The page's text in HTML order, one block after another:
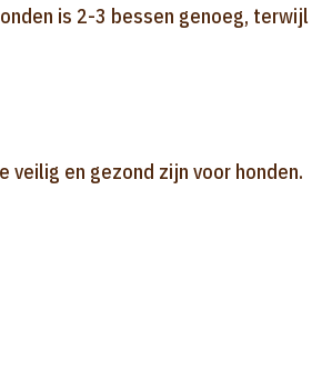
is 2-3 bessen genoeg, terwijl
en gezond zijn voor honden.